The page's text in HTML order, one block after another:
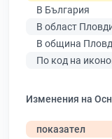
В България
В област
В община
По код на
Изменения на
показател